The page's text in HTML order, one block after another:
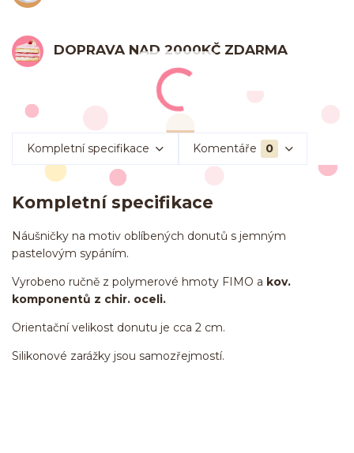
DOPRAVA NAD 2000KČ ZDARMA
Kompletní specifikace Komentáře 0
Kompletní specifikace
Náušničky na motiv oblíbených donutů s jemným
pastelovým sypáním.
Vyrobeno ručně z polymerové hmoty FIMO a kov.
komponentů z chir. oceli.
Orientační velikost donutu je cca 2 cm.
Silikonové zarážky jsou samozřejmostí.